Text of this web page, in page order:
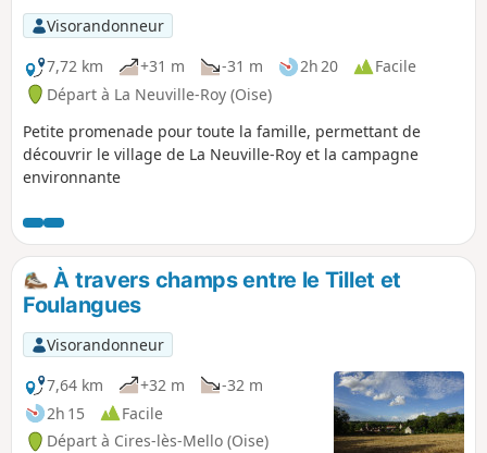
Visorandonneur
7,72 km
+31 m -31 m 2h 20
Facile
Départ à La Neuville-Roy (Oise)
Petite promenade pour toute la famille, permettant de
découvrir le village de La Neuville-Roy et la campagne
environnante
À travers champs entre le Tillet et
Foulangues
Visorandonneur
7,64 km
+32 m
-32 m
2h 15
Facile
Départ à Cires-lès-Mello (Oise)